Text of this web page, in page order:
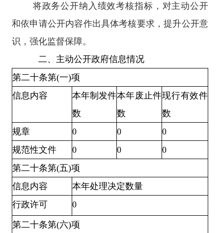
将政务公开纳入绩效考核指标，对主动公开
和依申请公开内容作出具体考核要求，提升公开意
识，强化监督保障。
二、主动公开政府信息情况
第二十条第(一)项
信息内容
本年制发件
数
本年废止件
数
现行有效件
数
规章
0 0
0
规范性文件
0 0
0
第二十条第(五)项
信息内容
本年处理决定数量
行政许可
0
第二十条第(六)项